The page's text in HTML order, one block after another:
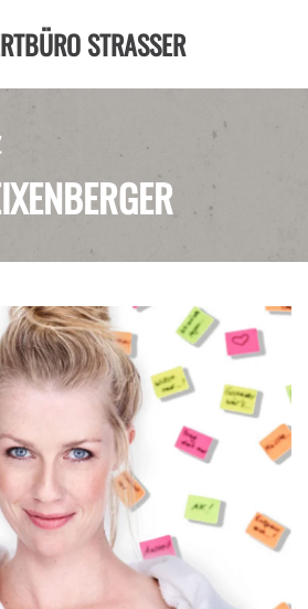
STRASSER